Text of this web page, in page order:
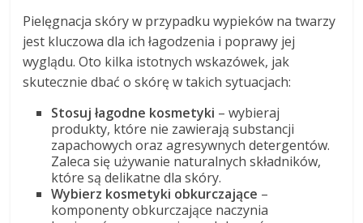
Pielęgnacja skóry w przypadku wypieków na twarzy
jest kluczowa dla ich łagodzenia i poprawy jej
wyglądu. Oto kilka istotnych wskazówek, jak
skutecznie dbać o skórę w takich sytuacjach:
Stosuj łagodne kosmetyki – wybieraj
produkty, które nie zawierają substancji
zapachowych oraz agresywnych detergentów.
Zaleca się używanie naturalnych składników,
które są delikatne dla skóry.
Wybierz kosmetyki obkurczające –
komponenty obkurczające naczynia